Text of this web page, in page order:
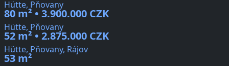
Hütte, Pňovany
80 m² • 3.900.000 CZK
Hütte, Pňovany
52 m² • 2.875.000 CZK
Hütte, Pňovany, Rájov
53 m²